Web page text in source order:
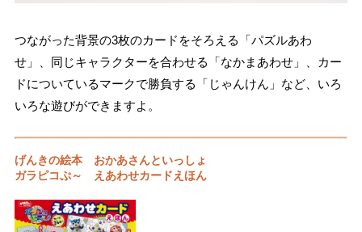
つながった背景の3枚のカードをそろえる「パズルあわ
せ」、同じキャラクターを合わせる「なかまあわせ」、カー
ドについているマークで勝負する「じゃんけん」など、いろ
いろな遊びができますよ。
げんきの絵本 おかあさんといっしょ
ガラピコぷ～ えあわせカードえほん